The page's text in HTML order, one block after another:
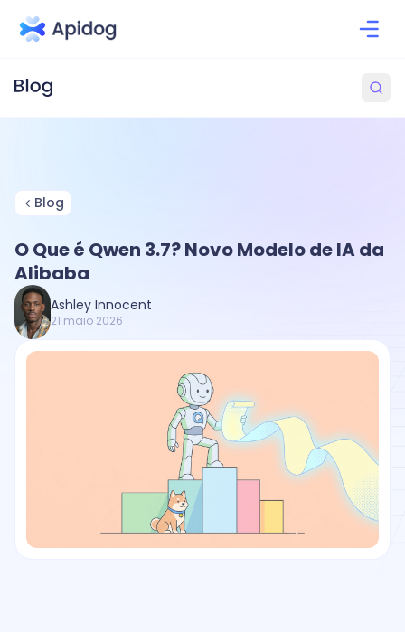
Blog
O Que é Qwen 3.7? Novo Modelo de IA da
Alibaba
Ashley Innocent
21 maio 2026